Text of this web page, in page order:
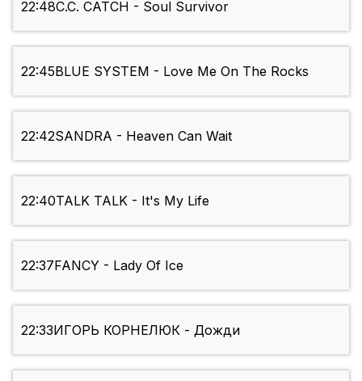
22:48C.C. CATCH - Soul Survivor
22:45BLUE SYSTEM - Love Me On The Rocks
22:42SANDRA - Heaven Can Wait
22:40TALK TALK - It's My Life
22:37FANCY - Lady Of Ice
22:33ИГОРЬ КОРНЕЛЮК - Дожди